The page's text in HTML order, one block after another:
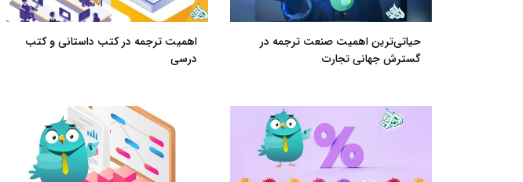
حیاتی‌ترین اهمیت صنعت ترجمه در
گسترش جهانی تجارت
اهمیت ترجمه در کتب داستانی و کتب
درسی